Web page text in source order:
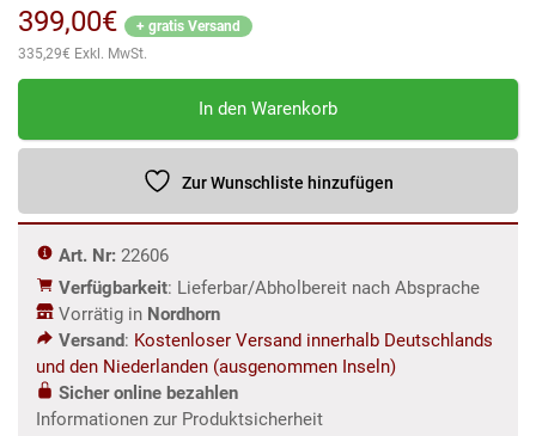
399,00€
+ gratis Versand
335,29€ Exkl. MwSt.
TV-
Lowboard
1,95
In den Warenkorb
Zur Wunschliste hinzufügen
Art. Nr: 22606
Verfügbarkeit: Lieferbar/Abholbereit nach Absprache
Vorrätig in Nordhorn
Versand: Kostenloser Versand innerhalb Deutschlands
und den Niederlanden (ausgenommen Inseln)
Sicher online bezahlen
Informationen zur Produktsicherheit